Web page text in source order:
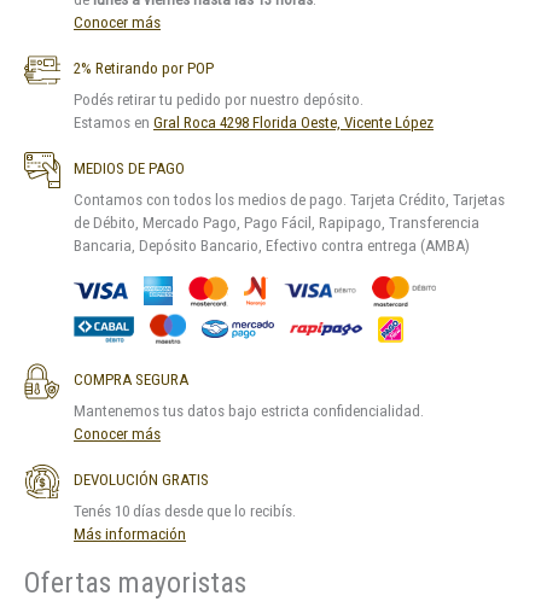
Conocer más
2% Retirando por POP
Podés retirar tu pedido por nuestro depósito.
Estamos en Gral Roca 4298 Florida Oeste, Vicente López
MEDIOS DE PAGO
Contamos con todos los medios de pago. Tarjeta Crédito, Tarjetas
de Débito, Mercado Pago, Pago Fácil, Rapipago, Transferencia
Bancaria, Depósito Bancario, Efectivo contra entrega (AMBA)
COMPRA SEGURA
Mantenemos tus datos bajo estricta confidencialidad.
Conocer más
DEVOLUCIÓN GRATIS
Tenés 10 días desde que lo recibís.
Más información
Ofertas mayoristas